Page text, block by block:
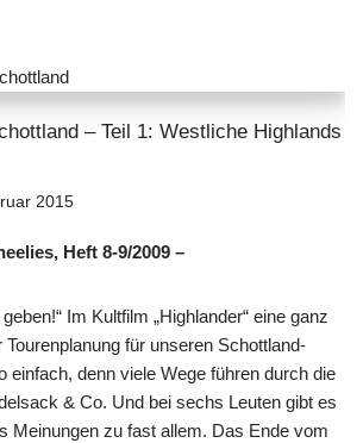
– Teil 1: Westliche Highlands
2015
Heft 8-9/2009 –
Im Kultfilm „Highlander“ eine ganz
für unseren Schottland-
einfach, denn viele Wege führen durch die
& Co. Und bei sechs Leuten gibt es
Meinungen zu fast allem. Das Ende vom